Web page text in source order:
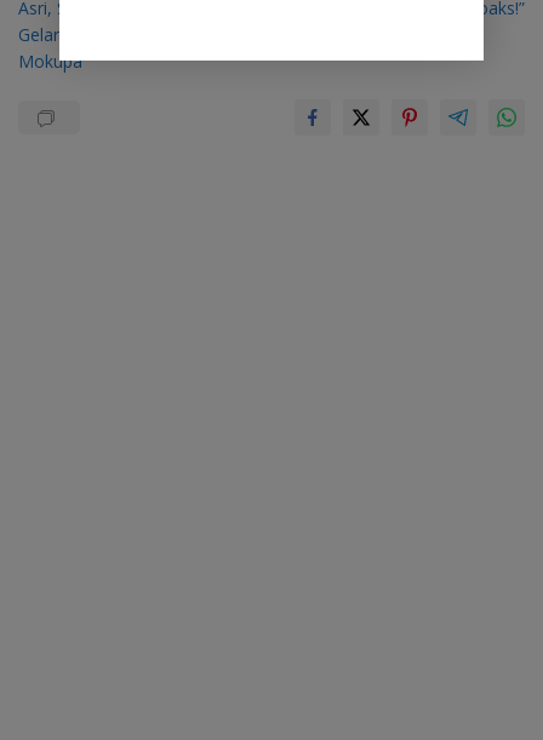
Asri, Sekretariat DPRD Sulut
Gelar Kerja Bakti di Desa
Mokupa
Runtuwene: Info Itu Hoaks!”